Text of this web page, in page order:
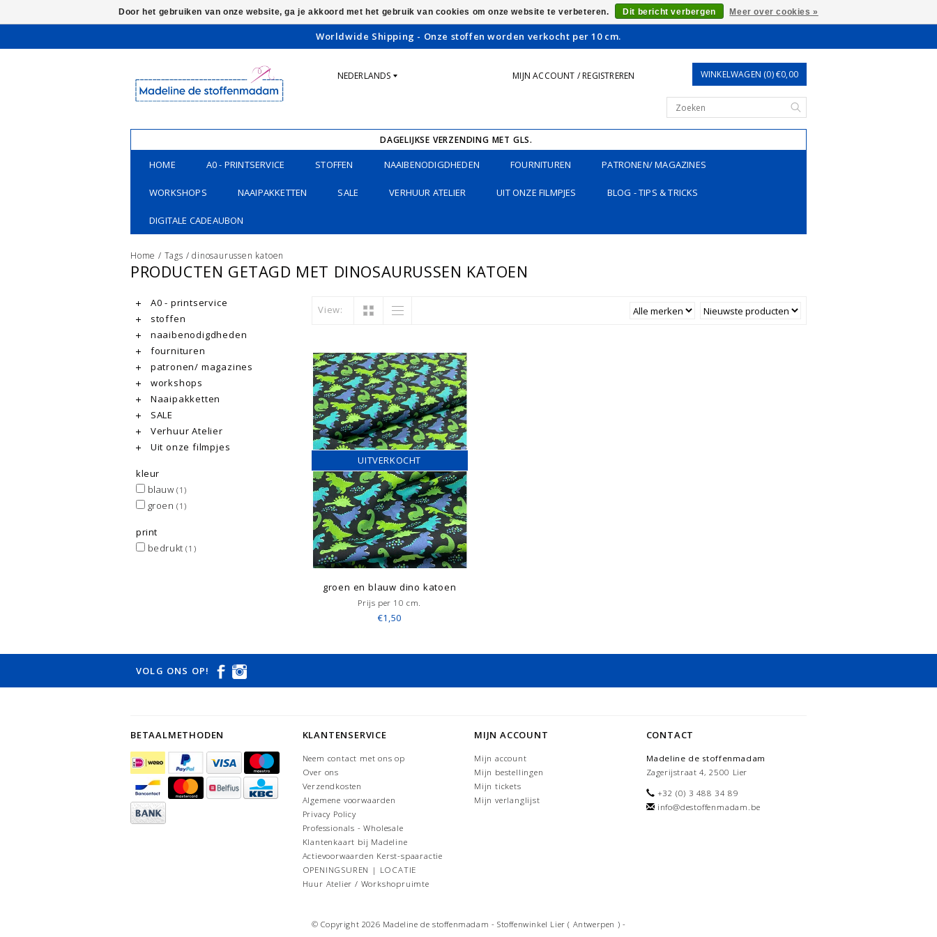
Worldwide Shipping - Onze stoffen worden verkocht per 10 cm.
NEDERLANDS MIJN ACCOUNT / REGISTREREN WINKELWAGEN (0) €0,00
DAGELIJKSE VERZENDING MET GLS.
HOME A0 - PRINTSERVICE STOFFEN NAAIBENODIGDHEDEN FOURNITUREN PATRONEN/ MAGAZINES
WORKSHOPS NAAIPAKKETTEN SALE VERHUUR ATELIER UIT ONZE FILMPJES BLOG - TIPS & TRICKS
DIGITALE CADEAUBON
Home / Tags /dinosaurussen katoen
PRODUCTEN GETAGD MET DINOSAURUSSEN KATOEN
A0 - printservice
stoffen
naaibenodigdheden
fournituren
patronen/ magazines
workshops
Naaipakketten
SALE
Verhuur Atelier
Uit onze filmpjes
kleur
blauw(1)
groen(1)
print
bedrukt(1)
View:
UITVERKOCHT
groen en blauw dino katoen
Prijs per 10 cm.
€1,50
VOLG ONS OP!
BETAALMETHODEN KLANTENSERVICE
Neem contact met ons op
Over ons
Verzendkosten
Algemene voorwaarden
Privacy Policy
Professionals - Wholesale
Klantenkaart bij Madeline
Actievoorwaarden Kerst-spaaractie
OPENINGSUREN | LOCATIE
Huur Atelier / Workshopruimte
MIJN ACCOUNT
Mijn account
Mijn bestellingen
Mijn tickets
Mijn verlanglijst
CONTACT
Madeline de stoffenmadam
Zagerijstraat 4, 2500 Lier
+32 (0) 3 488 34 89
info@destoffenmadam.be
© Copyright 2026 Madeline de stoffenmadam - Stoffenwinkel Lier ( Antwerpen ) -
Door het gebruiken van onze website, ga je akkoord met het gebruik van cookies om onze website te verbeteren. Dit bericht verbergen Meer over cookies »